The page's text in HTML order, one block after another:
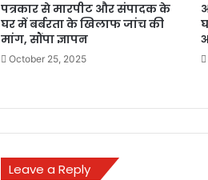
पत्रकार से मारपीट और संपादक के
घर में बर्बरता के खिलाफ जांच की
मांग, सौंपा ज्ञापन
October 25, 2025
Leave a Reply